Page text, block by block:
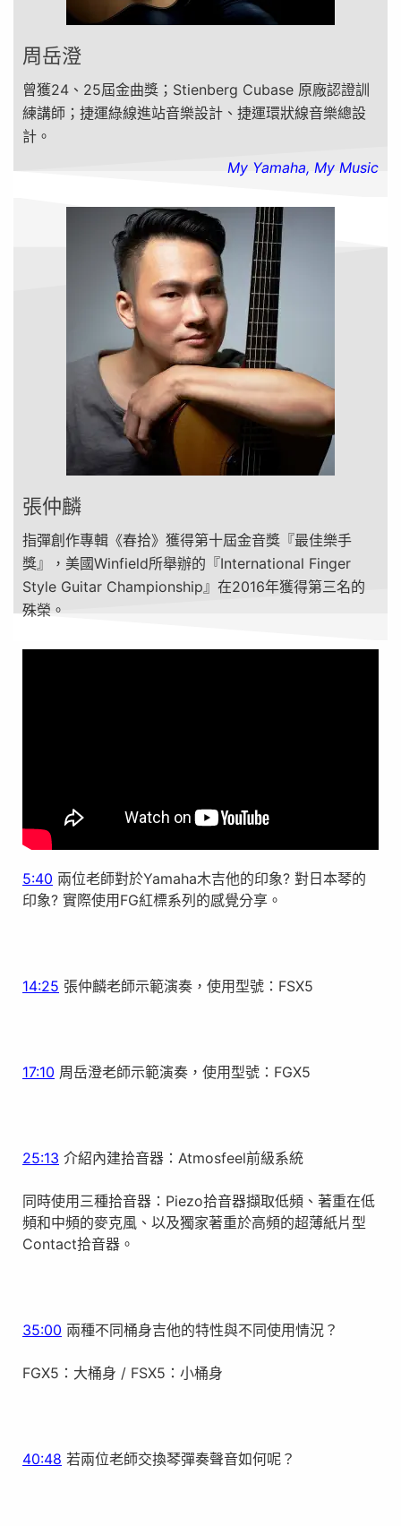
周岳澄
曾獲24、25屆金曲獎；Stienberg Cubase 原廠認證訓
練講師；捷運綠線進站音樂設計、捷運環狀線音樂總設
計。
My Yamaha, My Music
張仲麟
指彈創作專輯《春拾》獲得第十屆金音獎『最佳樂手
獎』，美國Winfield所舉辦的『International Finger
Style Guitar Championship』在2016年獲得第三名的
殊榮。
5:40 兩位老師對於Yamaha木吉他的印象? 對日本琴的
印象? 實際使用FG紅標系列的感覺分享。
14:25 張仲麟老師示範演奏，使用型號：FSX5
17:10 周岳澄老師示範演奏，使用型號：FGX5
25:13 介紹內建拾音器：Atmosfeel前級系統
同時使用三種拾音器：Piezo拾音器擷取低頻、著重在低
頻和中頻的麥克風、以及獨家著重於高頻的超薄紙片型
Contact拾音器。
35:00 兩種不同桶身吉他的特性與不同使用情況？
FGX5：大桶身 / FSX5：小桶身
40:48 若兩位老師交換琴彈奏聲音如何呢？